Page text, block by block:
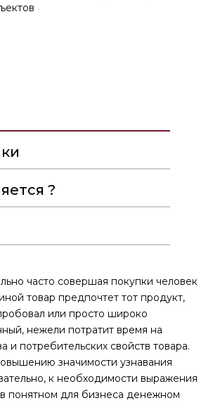
?
часто совершая покупки человек
товар предпочтет тот продукт,
или просто широко
нежели потратит время на
и потребительских свойств товара.
значимости узнавания
к необходимости выражения
понятном для бизнеса денежном